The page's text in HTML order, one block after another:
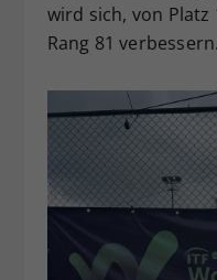
wird sich, von Platz
Rang 81 verbessern.